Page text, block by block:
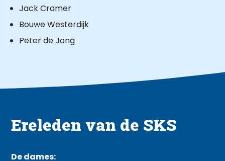
Jack Cramer
Bouwe Westerdijk
Peter de Jong
Ereleden van de SKS
De dames: